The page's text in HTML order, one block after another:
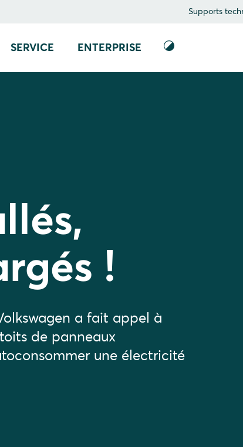
Supports
SERVICE ENTERPRISE
!
a fait appel à
de panneaux
une électricité